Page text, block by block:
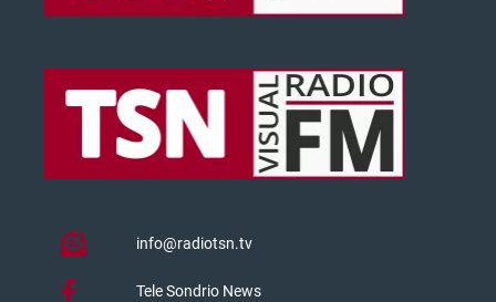
info@radiotsn.tv
Tele Sondrio News